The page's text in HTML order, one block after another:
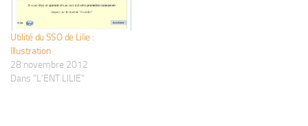
Utilité du SSO de Lilie :
Illustration
28 novembre 2012
Dans "L'ENT LILIE"